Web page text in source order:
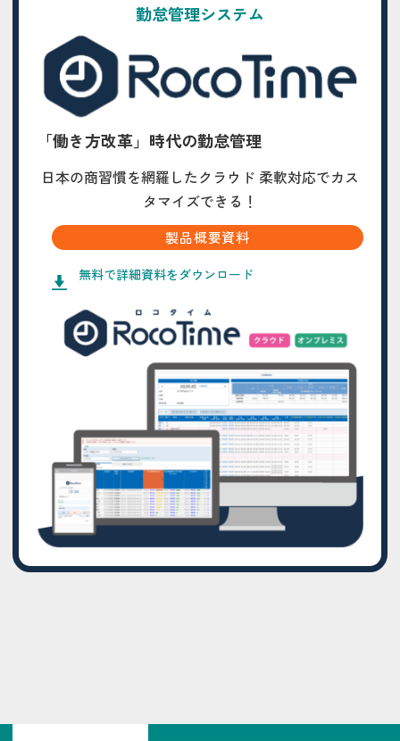
勤怠管理システム
「働き方改革」時代の勤怠管理
日本の商習慣を網羅したクラウド 柔軟対応でカス
タマイズできる！
製品概要資料
無料で詳細資料をダウンロード